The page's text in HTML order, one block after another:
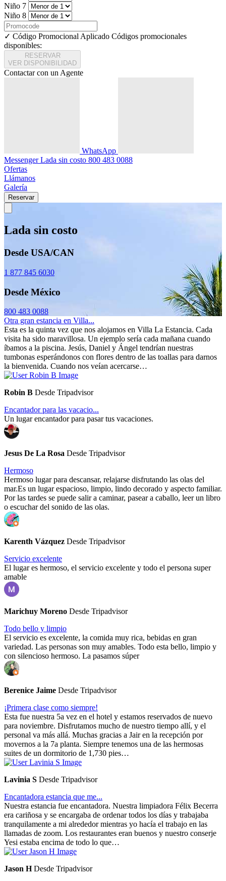
Niño 7
Niño 8
✓ Código Promocional Aplicado Códigos promocionales
disponibles:
RESERVAR
VER DISPONIBILIDAD
Contactar con un Agente
WhatsApp
MessengerLada sin costo 800 483 0088
Ofertas
Llámanos
Galería
Reservar
Lada sin costo
Desde USA/CAN
1 877 845 6030
Desde México
800 483 0088
Otra gran estancia en Villa...
Esta es la quinta vez que nos alojamos en Villa La Estancia. Cada
visita ha sido maravillosa. Un ejemplo sería cada mañana cuando
íbamos a la piscina. Jesús, Daniel y Ángel tendrían nuestras
tumbonas esperándonos con flores dentro de las toallas para darnos
la bienvenida. Cuando nos veían acercarse…
Robin B Desde Tripadvisor
Encantador para las vacacio...
Un lugar encantador para pasar tus vacaciones.
Jesus De La Rosa Desde Tripadvisor
Hermoso
Hermoso lugar para descansar, relajarse disfrutando las olas del
mar.Es un lugar espacioso, limpio, lindo decorado y aspecto familiar.
Por las tardes se puede salir a caminar, pasear a caballo, leer un libro
o escuchar del sonido de las olas.
Karenth Vázquez Desde Tripadvisor
Servicio excelente
El lugar es hermoso, el servicio excelente y todo el persona super
amable
Marichuy Moreno Desde Tripadvisor
Todo bello y limpio
El servicio es excelente, la comida muy rica, bebidas en gran
variedad. Las personas son muy amables. Todo esta bello, limpio y
con silencioso hermoso. La pasamos súper
Berenice Jaime Desde Tripadvisor
¡Primera clase como siempre!
Esta fue nuestra 5a vez en el hotel y estamos reservados de nuevo
para noviembre. Disfrutamos mucho de nuestro tiempo allí, y el
personal va más allá. Muchas gracias a Jair en la recepción por
movernos a la 7a planta. Siempre tenemos una de las hermosas
suites de un dormitorio de 1,730 pies…
Lavinia S Desde Tripadvisor
Encantadora estancia que me...
Nuestra estancia fue encantadora. Nuestra limpiadora Félix Becerra
era cariñosa y se encargaba de ordenar todos los días y trabajaba
tranquilamente a mi alrededor mientras yo hacía el trabajo en las
llamadas de zoom. Los restaurantes eran buenos y nuestro conserje
Yesi estaba encima de todo lo que…
Jason HDesde Tripadvisor